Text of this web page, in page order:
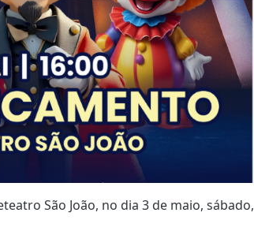
São João, no dia 3 de maio, sábado,